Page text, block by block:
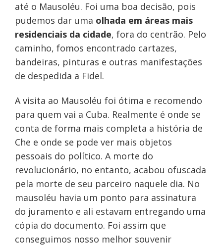
até o Mausoléu. Foi uma boa decisão, pois
pudemos dar uma olhada em áreas mais
residenciais da cidade, fora do centrão. Pelo
caminho, fomos encontrado cartazes,
bandeiras, pinturas e outras manifestações
de despedida a Fidel.
A visita ao Mausoléu foi ótima e recomendo
para quem vai a Cuba. Realmente é onde se
conta de forma mais completa a história de
Che e onde se pode ver mais objetos
pessoais do político. A morte do
revolucionário, no entanto, acabou ofuscada
pela morte de seu parceiro naquele dia. No
mausoléu havia um ponto para assinatura
do juramento e ali estavam entregando uma
cópia do documento. Foi assim que
conseguimos nosso melhor souvenir